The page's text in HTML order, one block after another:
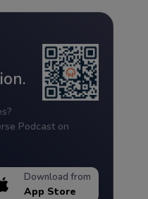
Podcast on
Download from
App Store